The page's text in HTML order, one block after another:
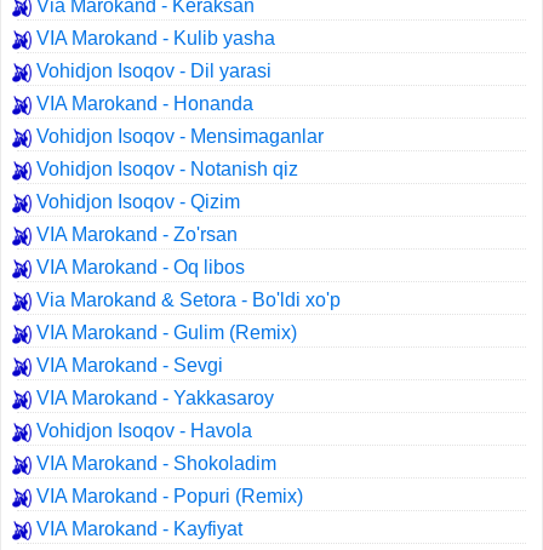
Via Marokand - Keraksan
VIA Marokand - Kulib yasha
Vohidjon Isoqov - Dil yarasi
VIA Marokand - Honanda
Vohidjon Isoqov - Mensimaganlar
Vohidjon Isoqov - Notanish qiz
Vohidjon Isoqov - Qizim
VIA Marokand - Zo'rsan
VIA Marokand - Oq libos
Via Marokand & Setora - Bo'ldi xo'p
VIA Marokand - Gulim (Remix)
VIA Marokand - Sevgi
VIA Marokand - Yakkasaroy
Vohidjon Isoqov - Havola
VIA Marokand - Shokoladim
VIA Marokand - Popuri (Remix)
VIA Marokand - Kayfiyat